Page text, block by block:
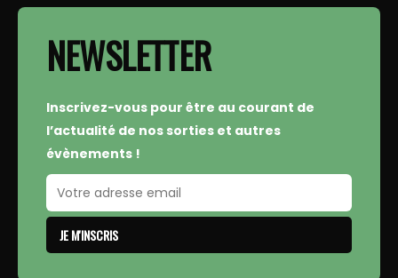
NEWSLETTER
Inscrivez-vous pour être au courant de
l’actualité de nos sorties et autres
évènements !
JE M'INSCRIS